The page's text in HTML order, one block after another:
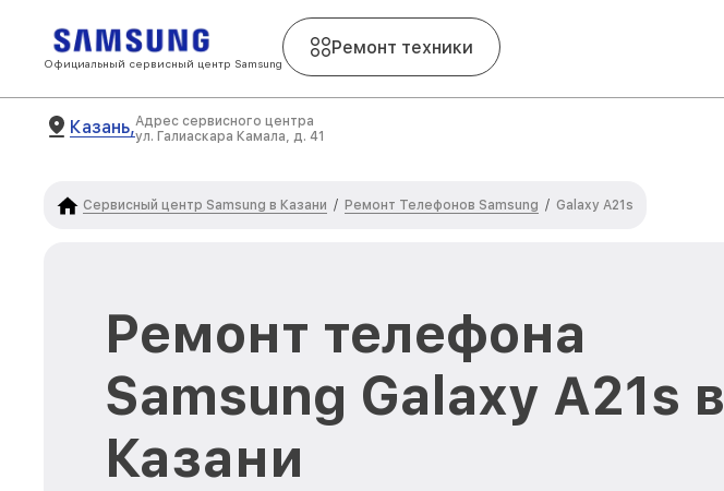
Официальный сервисный центр Samsung
Ремонт техники
Казань,Адрес сервисного центра
ул. Галиаскара Камала, д. 41
Сервисный центр Samsung в Казани / Ремонт Телефонов Samsung / Galaxy A21s
Ремонт телефона
Samsung Galaxy A21s в
Казани